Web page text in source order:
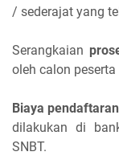
/ sederajat yang
Serangkaian
oleh calon
Biaya pendaftaran
dilakukan di
SNBT.